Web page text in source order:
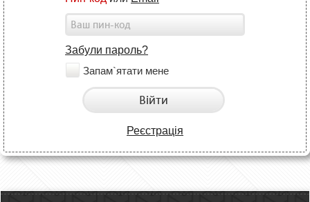
Забули пароль?
Запам`ятати мене
Війти
Реєстрація